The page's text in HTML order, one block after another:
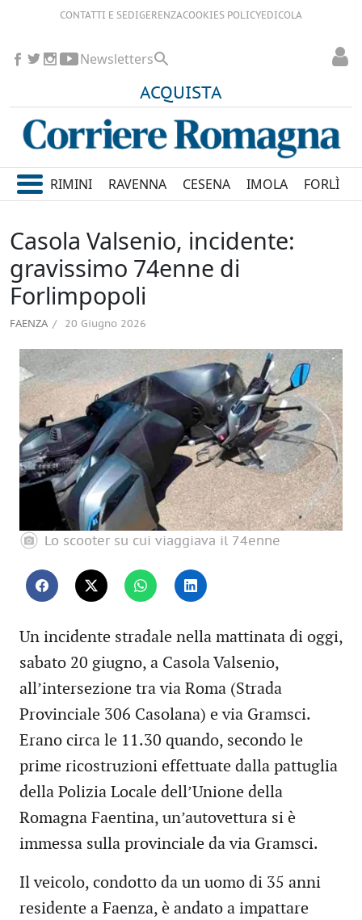
CONTATTI E SEDIGERENZACOOKIES POLICYEDICOLA
ACQUISTA
Newsletters
RIMINI RAVENNA CESENA IMOLA FORLÌ
Casola Valsenio, incidente:
gravissimo 74enne di
Forlimpopoli
FAENZA 20 Giugno 2026
Lo scooter su cui viaggiava il 74enne
Un incidente stradale nella mattinata di oggi,
sabato 20 giugno, a Casola Valsenio,
all’intersezione tra via Roma (Strada
Provinciale 306 Casolana) e via Gramsci.
Erano circa le 11.30 quando, secondo le
prime ricostruzioni effettuate dalla pattuglia
della Polizia Locale dell’Unione della
Romagna Faentina, un’autovettura si è
immessa sulla provinciale da via Gramsci.
Il veicolo, condotto da un uomo di 35 anni
residente a Faenza, è andato a impattare